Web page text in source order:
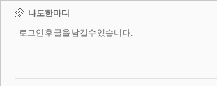
나도한마디